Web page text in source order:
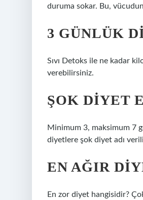
duruma sokar. Bu,
3 GÜNLÜK
Sıvı Detoks ile ne kadar
verebilirsiniz.
ŞOK DIYET
Minimum 3, maksimum 7
diyetlere şok diyet adı
EN AĞIR
En zor diyet hangisidir?